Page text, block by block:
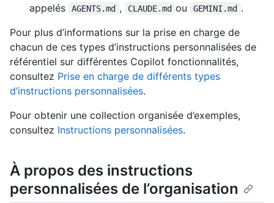
appelés
AGENTS.md , CLAUDE.md ou GEMINI.md .
Pour plus d’informations sur la prise en charge de
chacun de ces types d’instructions personnalisées de
référentiel sur différentes Copilot fonctionnalités,
consultez Prise en charge de différents types
d’instructions personnalisées.
Pour obtenir une collection organisée d’exemples,
consultez Instructions personnalisées.
À propos des instructions
personnalisées de l’organisation